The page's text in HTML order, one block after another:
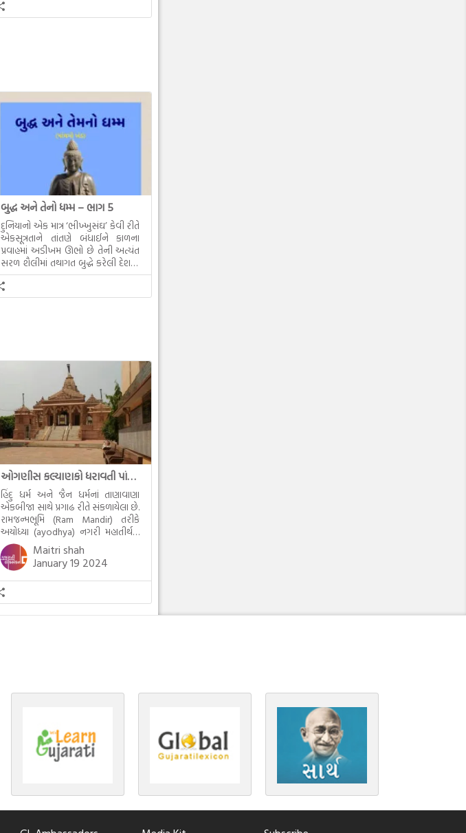
બુદ્ધ અને તેનો ધમ્મ – ભાગ 5
દુનિયાનો એક માત્ર ‘ભીખ્ખુસંઘ’ કેવી રીતે
એકસૂત્રતાને તાંતણે બંધાઈને કાળના
પ્રવાહમાં અડીખમ ઊભો છે તેની અત્યંત
સરળ શૈલીમાં તથાગત બુદ્ધે કરેલી દેશના
સમાવતો મૂલ્યવાન ગ્રંથ એટલે બુદ્ધ અને
તેનો ધમ્મ.
ઓગણીસ કલ્યાણકો ધરાવતી પાંચ તીર્થંકરોની પરમ પાવન જન્મભૂમિ – અયોધ્યા (Ayodhya)
હિંદુ ધર્મ અને જૈન ધર્મનાં તાણાવાણા
એકબીજા સાથે પ્રગાઢ રીતે સંકળાયેલા છે.
રામજન્મભૂમિ (Ram Mandir) તરીકે
અયોધ્યા (ayodhya) નગરી મહાતીર્થનું
ગૌરવ પામી છે, તો એ જ રીતે જૈન ધર્મના
ચોવીસ તીર્થંકરોમાંથી પાંચ-પાંચ
તીર્થંકરોનો જન્મ આ અયોધ્યાની પાવન
ભૂમિ પર થયો છે. જૈન ધર્મમાં ચોવીસ
તીર્થંકરોમાંથી પાંચ-પાંચ તીર્થંકરોનાં
કલ્યાણકો અહીં આવ્યાં છે. દરેક
તીર્થંકરના જીવનની ચ્યવન(માતાના […]
Maitri shah
January 19 2024